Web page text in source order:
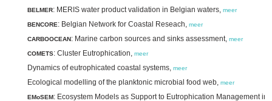
BELMER: MERIS water product validation in Belgian waters, meer
BENCORE: Belgian Network for Coastal Reseach, meer
CARBOOCEAN: Marine carbon sources and sinks assessment, meer
COMETS: Cluster Eutrophication, meer
Dynamics of eutrophicated coastal systems, meer
Ecological modelling of the planktonic microbial food web, meer
EMoSEM: Ecosystem Models as Support to Eutrophication Management in